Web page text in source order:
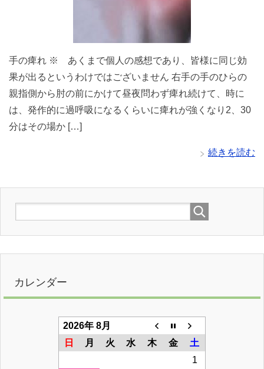
手の痺れ ※ あくまで個人の感想であり、皆様に同じ効
果が出るというわけではございません 右手の手のひらの
親指側から肘の前にかけて昼夜問わず痺れ続けて、時に
は、発作的に過呼吸になるくらいに痺れが強くなり2、30
分はその場か […]
続きを読む
カレンダー
2026年 8月
日
月 火 水 木 金
土
1